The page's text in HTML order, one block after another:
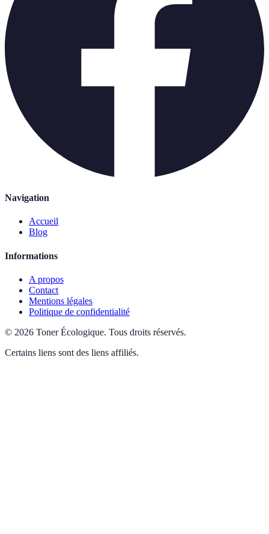
Navigation
Accueil
Blog
Informations
A propos
Contact
Mentions légales
Politique de confidentialité
© 2026 Toner Écologique. Tous droits réservés.
Certains liens sont des liens affiliés.